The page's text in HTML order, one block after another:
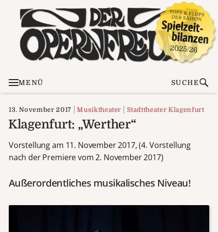
MENÜ SUCHE
13. November 2017 Musiktheater Stadttheater Klagenfurt
Klagenfurt: „Werther“
Vorstellung am 11. November 2017, (4. Vorstellung
nach der Premiere vom 2. November 2017)
Außerordentliches musikalisches Niveau!